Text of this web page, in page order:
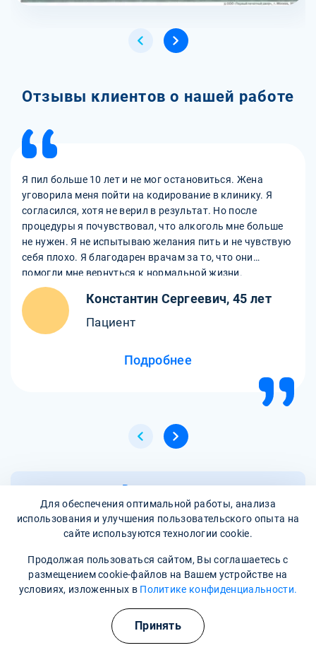
Отзывы клиентов о нашей работе
Я пил больше 10 лет и не мог остановиться. Жена
уговорила меня пойти на кодирование в клинику. Я
согласился, хотя не верил в результат. Но после
процедуры я почувствовал, что алкоголь мне больше
не нужен. Я не испытываю желания пить и не чувствую
себя плохо. Я благодарен врачам за то, что они
помогли мне вернуться к нормальной жизни.
Константин Сергеевич, 45 лет
Пациент
Подробнее
Все отзывы
Написать отзыв
Часто задаваемые вопросы
Профессиональное лечение зависимости. Передовые
методики и препараты, процедуры
Полезные курсы
Для обеспечения оптимальной работы, анализа
использования и улучшения пользовательского опыта на
сайте используются технологии cookie.
Продолжая пользоваться сайтом, Вы соглашаетесь с
размещением cookie-файлов на Вашем устройстве на
условиях, изложенных в Политике конфиденциальности.
Принять